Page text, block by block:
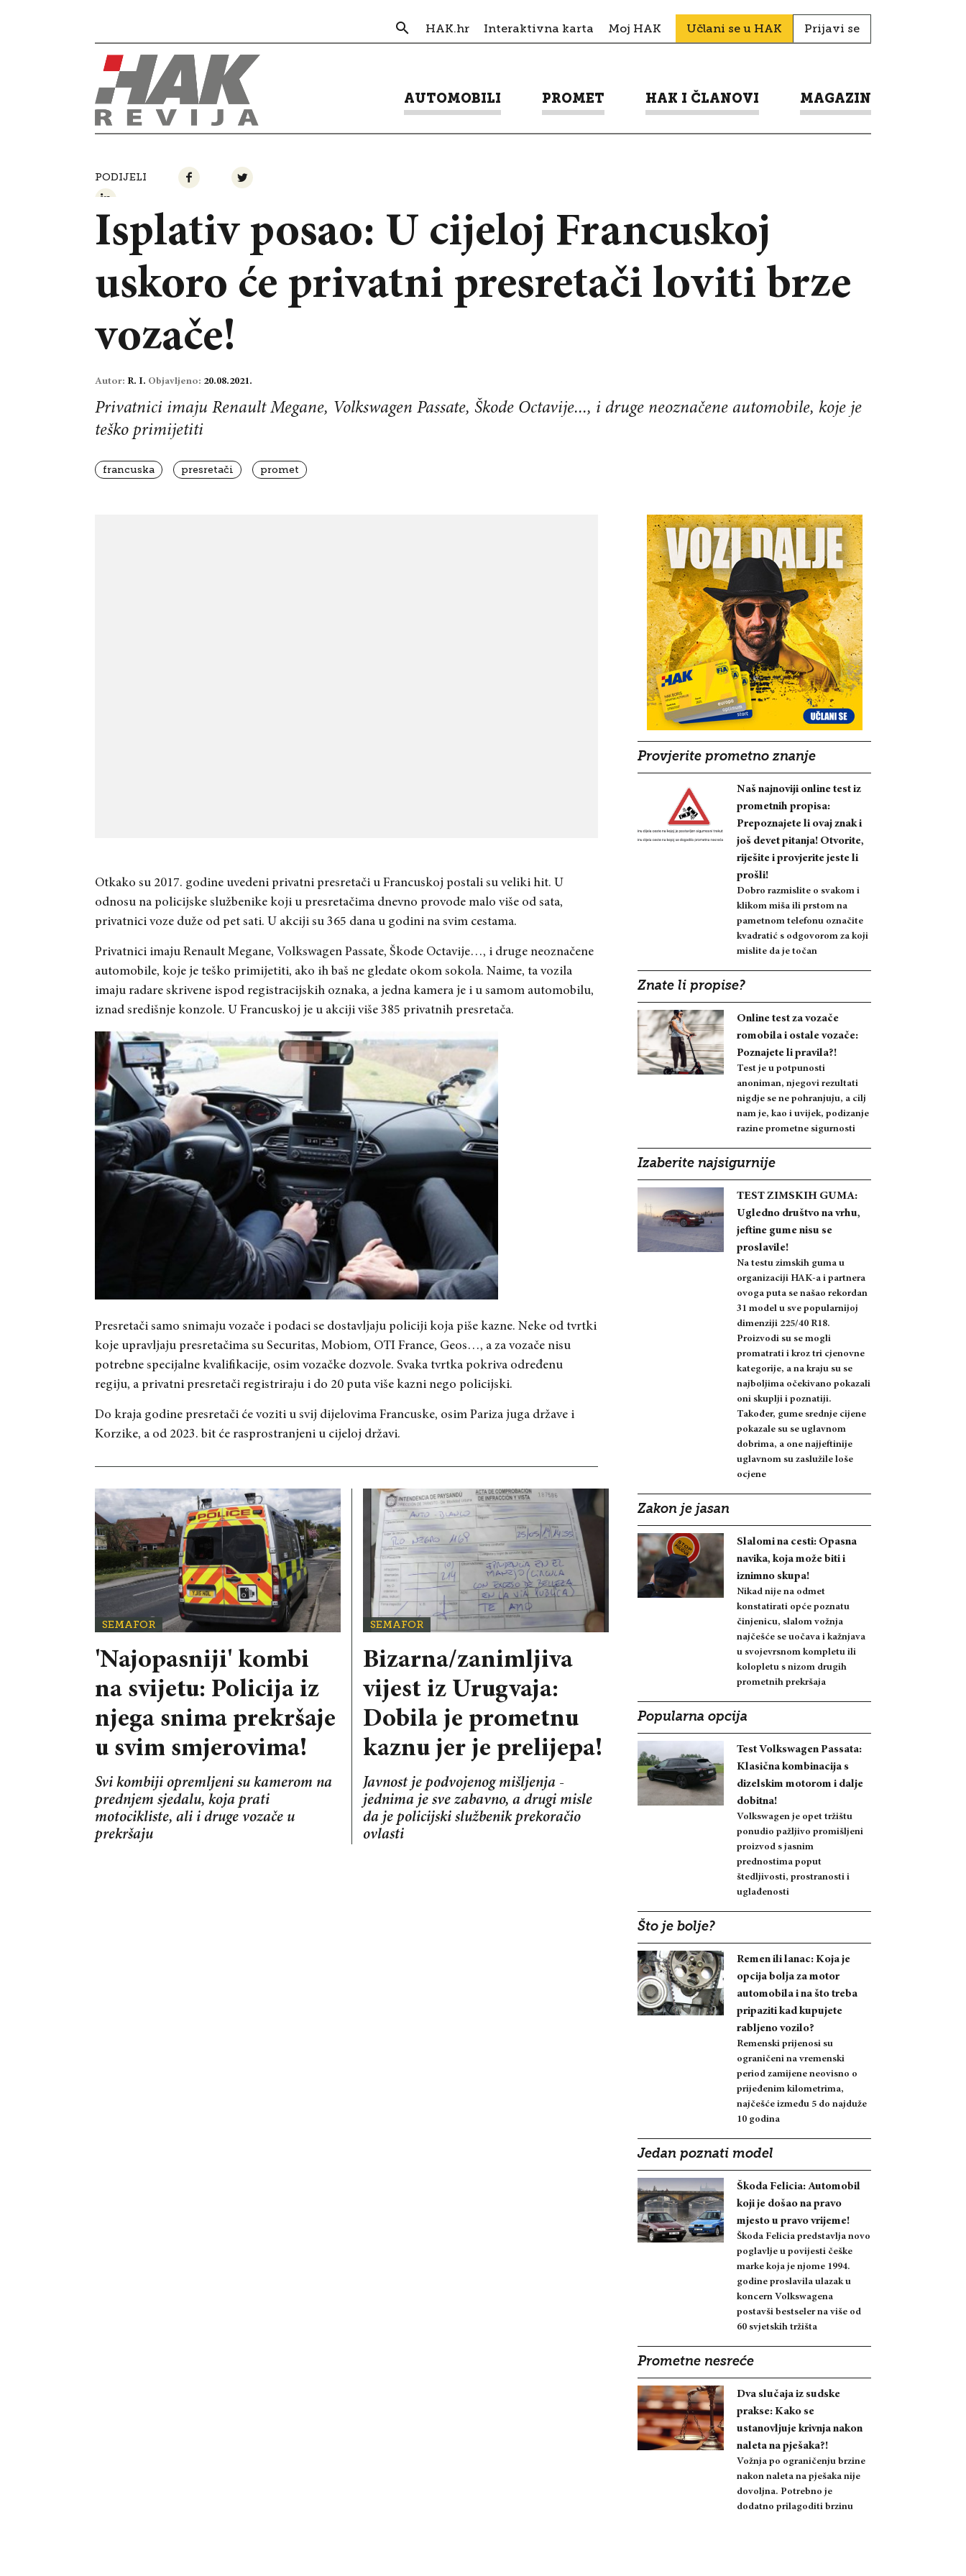
HAK.hr Interaktivna karta Moj HAK Učlani se u HAK Prijavi se
AUTOMOBILI PROMET HAK I ČLANOVI MAGAZIN
PODIJELI
Isplativ posao: U cijeloj Francuskoj
uskoro će privatni presretači loviti brze
vozače!
Autor: R. I. Objavljeno: 20.08.2021.
Privatnici imaju Renault Megane, Volkswagen Passate, Škode Octavije..., i druge neoznačene automobile, koje je
teško primijetiti
francuska presretači promet
Otkako su 2017. godine uvedeni privatni presretači u Francuskoj postali su veliki hit. U
odnosu na policijske službenike koji u presretačima dnevno provode malo više od sata,
privatnici voze duže od pet sati. U akciji su 365 dana u godini na svim cestama.
Privatnici imaju Renault Megane, Volkswagen Passate, Škode Octavije…, i druge neoznačene
automobile, koje je teško primijetiti, ako ih baš ne gledate okom sokola. Naime, ta vozila
imaju radare skrivene ispod registracijskih oznaka, a jedna kamera je i u samom automobilu,
iznad središnje konzole. U Francuskoj je u akciji više 385 privatnih presretača.
Presretači samo snimaju vozače i podaci se dostavljaju policiji koja piše kazne. Neke od tvrtki
koje upravljaju presretačima su Securitas, Mobiom, OTI France, Geos…, a za vozače nisu
potrebne specijalne kvalifikacije, osim vozačke dozvole. Svaka tvrtka pokriva određenu
regiju, a privatni presretači registriraju i do 20 puta više kazni nego policijski.
Do kraja godine presretači će voziti u svij dijelovima Francuske, osim Pariza juga države i
Korzike, a od 2023. bit će rasprostranjeni u cijeloj državi.
SEMAFOR
'Najopasniji' kombi
na svijetu: Policija iz
njega snima prekršaje
u svim smjerovima!
Svi kombiji opremljeni su kamerom na
prednjem sjedalu, koja prati
motocikliste, ali i druge vozače u
prekršaju
SEMAFOR
Bizarna/zanimljiva
vijest iz Urugvaja:
Dobila je prometnu
kaznu jer je prelijepa!
Javnost je podvojenog mišljenja -
jednima je sve zabavno, a drugi misle
da je policijski službenik prekoračio
ovlasti
Provjerite prometno znanje
Naš najnoviji online test iz
prometnih propisa:
Prepoznajete li ovaj znak i
još devet pitanja! Otvorite,
riješite i provjerite jeste li
prošli!
Dobro razmislite o svakom i
klikom miša ili prstom na
pametnom telefonu označite
kvadratić s odgovorom za koji
mislite da je točan
Znate li propise?
Online test za vozače
romobila i ostale vozače:
Poznajete li pravila?!
Test je u potpunosti
anoniman, njegovi rezultati
nigdje se ne pohranjuju, a cilj
nam je, kao i uvijek, podizanje
razine prometne sigurnosti
Izaberite najsigurnije
TEST ZIMSKIH GUMA:
Ugledno društvo na vrhu,
jeftine gume nisu se
proslavile!
Na testu zimskih guma u
organizaciji HAK-a i partnera
ovoga puta se našao rekordan
31 model u sve popularnijoj
dimenziji 225/40 R18.
Proizvodi su se mogli
promatrati i kroz tri cjenovne
kategorije, a na kraju su se
najboljima očekivano pokazali
oni skuplji i poznatiji.
Također, gume srednje cijene
pokazale su se uglavnom
dobrima, a one najjeftinije
uglavnom su zaslužile loše
ocjene
Zakon je jasan
Slalomi na cesti: Opasna
navika, koja može biti i
iznimno skupa!
Nikad nije na odmet
konstatirati opće poznatu
činjenicu, slalom vožnja
najčešće se uočava i kažnjava
u svojevrsnom kompletu ili
kolopletu s nizom drugih
prometnih prekršaja
Popularna opcija
Test Volkswagen Passata:
Klasična kombinacija s
dizelskim motorom i dalje
dobitna!
Volkswagen je opet tržištu
ponudio pažljivo promišljeni
proizvod s jasnim
prednostima poput
štedljivosti, prostranosti i
uglađenosti
Što je bolje?
Remen ili lanac: Koja je
opcija bolja za motor
automobila i na što treba
pripaziti kad kupujete
rabljeno vozilo?
Remenski prijenosi su
ograničeni na vremenski
period zamijene neovisno o
prijeđenim kilometrima,
najčešće između 5 do najduže
10 godina
Jedan poznati model
Škoda Felicia: Automobil
koji je došao na pravo
mjesto u pravo vrijeme!
Škoda Felicia predstavlja novo
poglavlje u povijesti češke
marke koja je njome 1994.
godine proslavila ulazak u
koncern Volkswagena
postavši bestseler na više od
60 svjetskih tržišta
Prometne nesreće
Dva slučaja iz sudske
prakse: Kako se
ustanovljuje krivnja nakon
naleta na pješaka?!
Vožnja po ograničenju brzine
nakon naleta na pješaka nije
dovoljna. Potrebno je
dodatno prilagoditi brzinu